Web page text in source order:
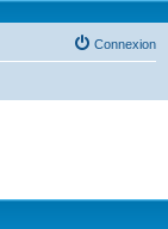
Connexion